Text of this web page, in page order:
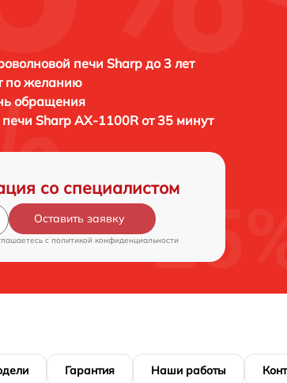
печи Sharp до 3 лет
по желанию
обращения
Sharp AX-1100R от 35 минут
со специалистом
Оставить заявку
c политикой конфиденциальности
Гарантия Наши работы